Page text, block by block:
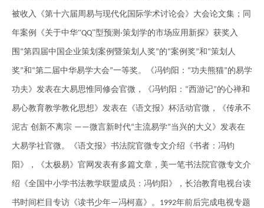
被收入《第十六届周易与现代化国际学术讨论会》大会论文集；同
年案例《关于中华“QQ”型预测 ·策划学的市场应用新探》获奖入
围 “第四届中国企业策划案例暨策划人奖”的“案例奖”和“策划人
奖”和“第二届中华易学大会”一等奖。《冯钧阳： “功夫熊猫”的易学
功夫》发表在大易思惟同修会官微，《冯钧阳： “西游记”的心禅和
易心教育教学教化思想》发表在《语文报》杯活动官微，《传承不
泥古 创新不离宗 ——微言新时代“主流易学”当兴的大义》发表在
大易学社官微。《语文报》书法院官微专文介绍《书者：冯钧
阳》，《太极易》官网发表有多篇文章，美一笔书法院官微专文介
绍《全国中小学书法教学联盟成员：冯钧阳》，长治教育电视台读
书时间栏目专访《读书少年—冯柯嘉》。 1992年前后完成电视专题